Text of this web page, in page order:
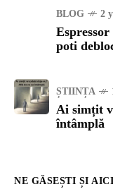
BLOG 2
poti
ȘTIINȚA
Ai simțit
întâmplă
NE GĂSEȘTI ȘI AICI